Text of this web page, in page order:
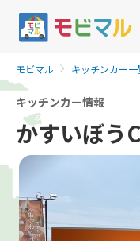
モビマル キッチンカー一
キッチンカー情報
かすいぼう